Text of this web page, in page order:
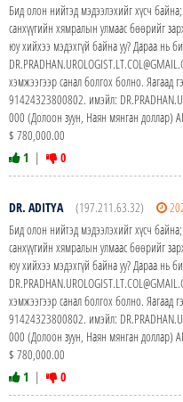
Бид олон нийтэд мэдээлэхийг хүсч
санхүүгийн хямралын улмаас бөөрийг
юу хийхээ мэдэхгүй байна уу? Дараа нь
хэмжээгээр санал болгох болно. Яагаад
91424323800802. имэйл:
000 (Долоон зуун, Наян мянган доллар)
$ 780,000.00
1 | 0
DR. ADITYA (197.211.63.32)
Бид олон нийтэд мэдээлэхийг хүсч
санхүүгийн хямралын улмаас бөөрийг
юу хийхээ мэдэхгүй байна уу? Дараа нь
хэмжээгээр санал болгох болно. Яагаад
91424323800802. имэйл:
000 (Долоон зуун, Наян мянган доллар)
$ 780,000.00
1 | 0